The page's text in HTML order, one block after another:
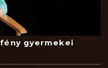
gyermekei